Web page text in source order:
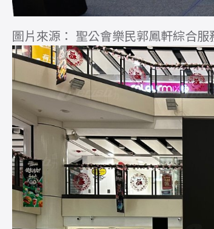
圖片來源： 聖公會樂民郭鳳軒綜合